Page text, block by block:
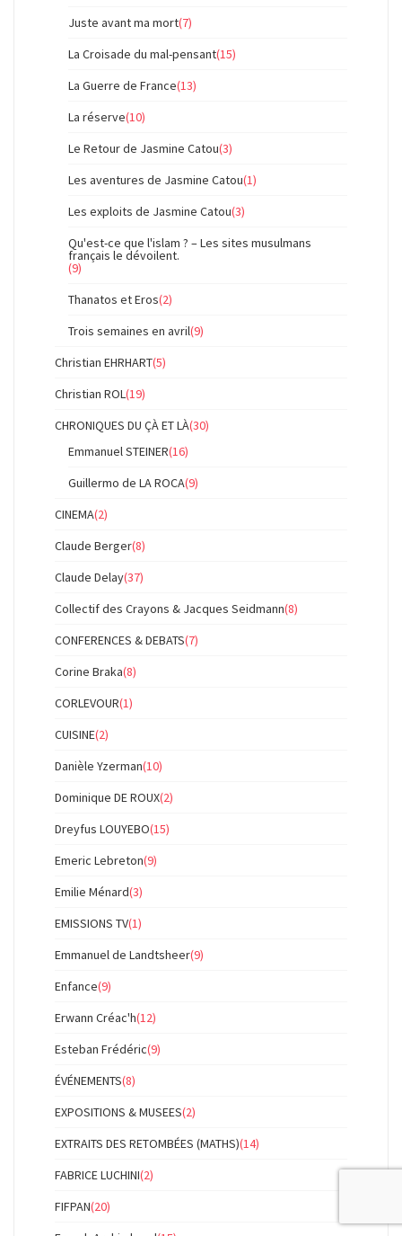
Juste avant ma mort(7)
La Croisade du mal-pensant(15)
La Guerre de France(13)
La réserve(10)
Le Retour de Jasmine Catou(3)
Les aventures de Jasmine Catou(1)
Les exploits de Jasmine Catou(3)
Qu'est-ce que l'islam ? – Les sites musulmans
français le dévoilent.
(9)
Thanatos et Eros(2)
Trois semaines en avril(9)
Christian EHRHART(5)
Christian ROL(19)
CHRONIQUES DU ÇÀ ET LÀ(30)
Emmanuel STEINER(16)
Guillermo de LA ROCA(9)
CINEMA(2)
Claude Berger(8)
Claude Delay(37)
Collectif des Crayons & Jacques Seidmann(8)
CONFERENCES & DEBATS(7)
Corine Braka(8)
CORLEVOUR(1)
CUISINE(2)
Danièle Yzerman(10)
Dominique DE ROUX(2)
Dreyfus LOUYEBO(15)
Emeric Lebreton(9)
Emilie Ménard(3)
EMISSIONS TV(1)
Emmanuel de Landtsheer(9)
Enfance(9)
Erwann Créac'h(12)
Esteban Frédéric(9)
ÉVÉNEMENTS(8)
EXPOSITIONS & MUSEES(2)
EXTRAITS DES RETOMBÉES (MATHS)(14)
FABRICE LUCHINI(2)
FIFPAN(20)